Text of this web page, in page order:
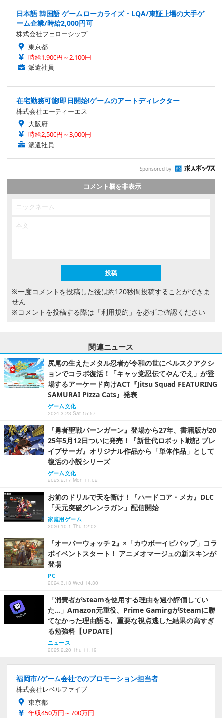
日本語 韓国語 ゲームローカライズ・LQA/東証上場の大手ゲ
ーム企業/時給2,000円可
株式会社フェローシップ
東京都
時給1,900円～2,100円
派遣社員
在宅勤務可能!即日開始!ゲームのアートディレクター
株式会社エーティーエス
大阪府
時給2,500円～3,000円
派遣社員
Sponsored by
コメント欄を非表示
※一度コメントを投稿した後は約120秒間投稿することができま
せん
※コメントを投稿する際は 「利用規約」 を必ずご確認ください
関連ニュース
尻尾の生えたメタル忍者が令和の世にベルスクアクシ
ョンでコラボ復活！「キャッ党忍伝てやんでえ」が登
場するアーケード向けACT『Jitsu Squad FEATURING
SAMURAI Pizza Cats』発表
ゲーム文化
2024.3.23 Sat 15:57
『勇者聖戦バーンガーン』登場から27年、書籍版が20
25年5月12日ついに発売！『新世代ロボット戦記 ブレ
イブサーガ』オリジナル作品から「単体作品」として
復活の小説シリーズ
ゲーム文化
2025.2.17 Mon 11:02
お前のドリルで天を衝け！『ハードコア・メカ』DLC
「天元突破グレンラガン」配信開始
家庭用ゲーム
2020.10.1 Thu 12:02
『オーバーウォッチ 2』×「カウボーイビバップ」コラ
ボイベントスタート！ アニメオマージュの新スキンが
登場
PC
2024.3.13 Wed 14:30
「消費者がSteamを使用する理由を過小評価してい
た…」Amazon元重役、Prime GamingがSteamに勝
てなかった理由語る。重要な視点逃した結果の高すぎ
る勉強料【UPDATE】
ニュース
2025.2.20 Thu 11:19
福岡市/ゲーム会社でのプロモーション担当者
株式会社レベルファイブ
東京都
年収450万円～700万円